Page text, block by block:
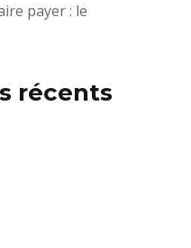
payer : le
récents